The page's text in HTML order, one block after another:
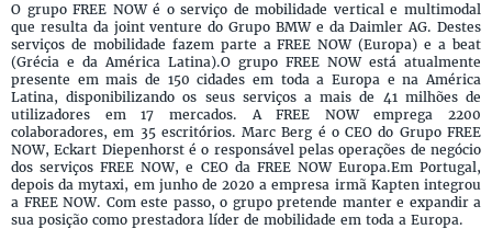
O grupo FREE NOW é o serviço de mobilidade vertical e multimodal
que resulta da joint venture do Grupo BMW e da Daimler AG. Destes
serviços de mobilidade fazem parte a FREE NOW (Europa) e a beat
(Grécia e da América Latina).O grupo FREE NOW está atualmente
presente em mais de 150 cidades em toda a Europa e na América
Latina, disponibilizando os seus serviços a mais de 41 milhões de
utilizadores em 17 mercados. A FREE NOW emprega 2200
colaboradores, em 35 escritórios. Marc Berg é o CEO do Grupo FREE
NOW, Eckart Diepenhorst é o responsável pelas operações de negócio
dos serviços FREE NOW, e CEO da FREE NOW Europa.Em Portugal,
depois da mytaxi, em junho de 2020 a empresa irmã Kapten integrou
a FREE NOW. Com este passo, o grupo pretende manter e expandir a
sua posição como prestadora líder de mobilidade em toda a Europa.